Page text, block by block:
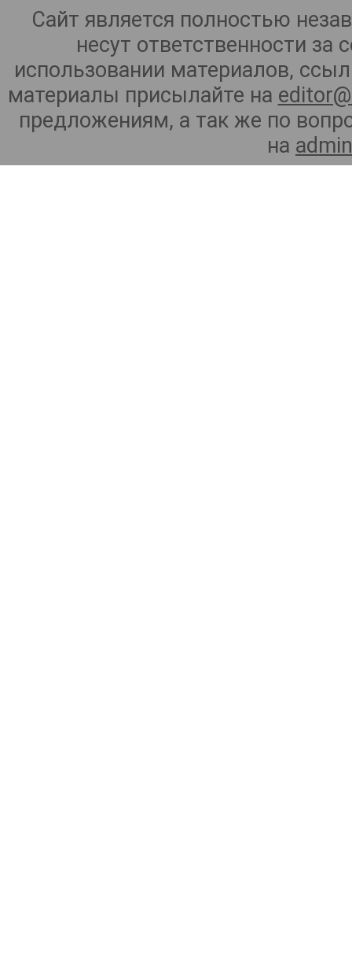
Сайт является полностью
несут ответственности
использовании материалов,
материалы присылайте на
предложениям, а так же по
на